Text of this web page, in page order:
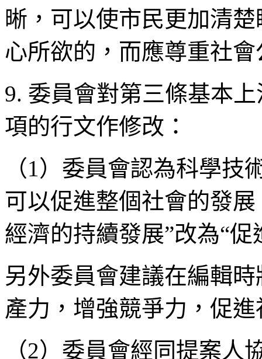
晰，可以使市民更加清
心所欲的，而應尊重社
9. 委員會對第三條基本
項的行文作修改：
（1）委員會認為科學
可以促進整個社會的發
經濟的持續發展”改為“
另外委員會建議在編輯
產力，增強競爭力，促
（2）委員會經同提案人